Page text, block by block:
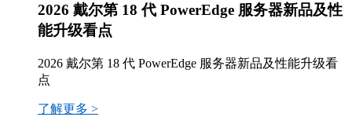
2026 戴尔第 18 代 PowerEdge 服务器新品及性
能升级看点
2026 戴尔第 18 代 PowerEdge 服务器新品及性能升级看
点
了解更多 >